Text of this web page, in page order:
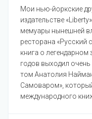
Мои нью-йоркские
издательстве
мемуары нынешней
ресторана «Русский
книга о легендарном
годов выходил
том Анатолия
Самоваром»,
международного